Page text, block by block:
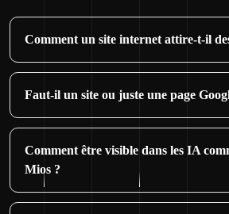
Comment un site internet attire-t-il
Faut-il un site ou juste une page
Comment être visible dans les IA
Mios ?